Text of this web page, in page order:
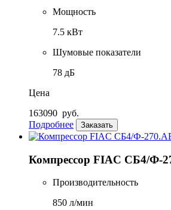
Мощность
7.5 кВт
Шумовые показатели
78 дБ
Цена
163090 руб.
Подробнее
Заказать
Компрессор FIAC СБ4/Ф-
Производительность
850 л/мин